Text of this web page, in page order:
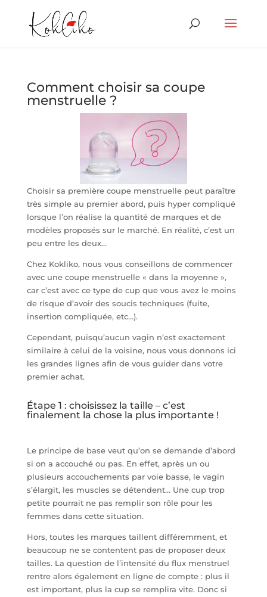
Comment choisir sa coupe
menstruelle ?
Choisir sa première coupe menstruelle peut paraître
très simple au premier abord, puis hyper compliqué
lorsque l’on réalise la quantité de marques et de
modèles proposés sur le marché. En réalité, c’est un
peu entre les deux…
Chez Kokliko, nous vous conseillons de commencer
avec une coupe menstruelle « dans la moyenne »,
car c’est avec ce type de cup que vous avez le moins
de risque d’avoir des soucis techniques (fuite,
insertion compliquée, etc…).
Cependant, puisqu’aucun vagin n’est exactement
similaire à celui de la voisine, nous vous donnons ici
les grandes lignes afin de vous guider dans votre
premier achat.
Étape 1 : choisissez la taille – c’est
finalement la chose la plus importante !
Le principe de base veut qu’on se demande d’abord
si on a accouché ou pas. En effet, après un ou
plusieurs accouchements par voie basse, le vagin
s’élargit, les muscles se détendent… Une cup trop
petite pourrait ne pas remplir son rôle pour les
femmes dans cette situation.
Hors, toutes les marques taillent différemment, et
beaucoup ne se contentent pas de proposer deux
tailles. La question de l’intensité du flux menstruel
rentre alors également en ligne de compte : plus il
est important, plus la cup se remplira vite. Donc si